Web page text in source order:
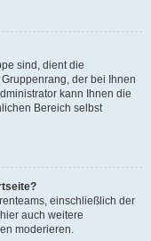
sind, dient die
der bei Ihnen
kann Ihnen die
Bereich selbst
einschließlich der
auch weitere
moderieren.